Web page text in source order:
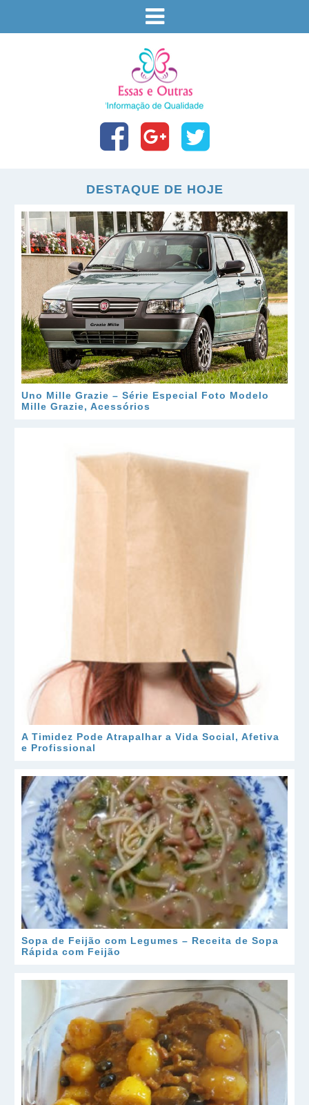
DESTAQUE DE HOJE
Uno Mille Grazie – Série Especial Foto Modelo
Mille Grazie, Acessórios
A Timidez Pode Atrapalhar a Vida Social, Afetiva
e Profissional
Sopa de Feijão com Legumes – Receita de Sopa
Rápida com Feijão